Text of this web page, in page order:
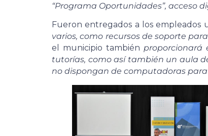
“Programa Oportunidades”, acceso
Fueron entregados a los empleados
varios, como recursos de soporte
el municipio tambiénproporcionará
tutorías, como así también un aula
no dispongan de computadoras